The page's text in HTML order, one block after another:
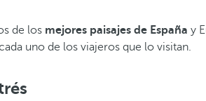
de los mejores paisajes de España y
uno de los viajeros que lo visitan.